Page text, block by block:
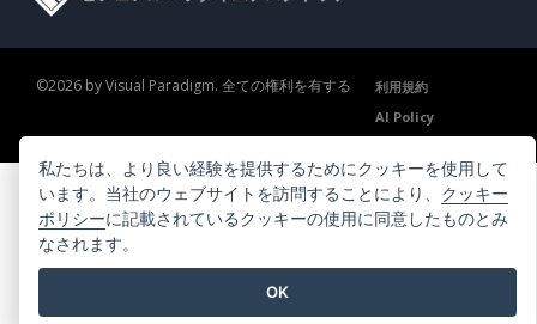
©2026 by Visual Paradigm. 全ての権利を有する
利用規約
AI Policy
私たちは、より良い経験を提供するためにクッキーを使用して
います。当社のウェブサイトを訪問することにより、 クッキー
ポリシーに記載されているクッキーの使用に同意したものとみ
なされます。
OK